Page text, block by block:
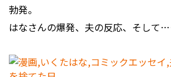
勃発。
はなさんの爆発、夫の反応、そして